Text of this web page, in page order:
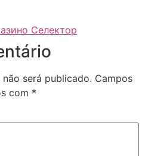
Селектор
será publicado. Campos
com *